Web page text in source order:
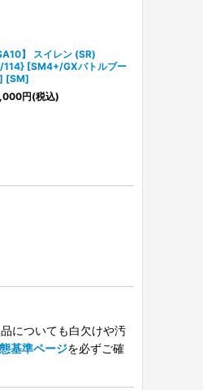
】 スイレン (SR)
114} [SM4+/GXバトルブー
[SM]
円(税込)
についても白欠けや汚
基準ページを必ずご確